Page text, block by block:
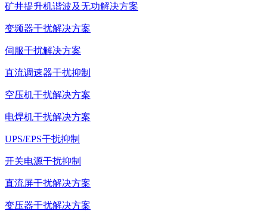
矿井提升机谐波及无功解决方案
变频器干扰解决方案
伺服干扰解决方案
直流调速器干扰抑制
空压机干扰解决方案
电焊机干扰解决方案
UPS/EPS干扰抑制
开关电源干扰抑制
直流屏干扰解决方案
变压器干扰解决方案